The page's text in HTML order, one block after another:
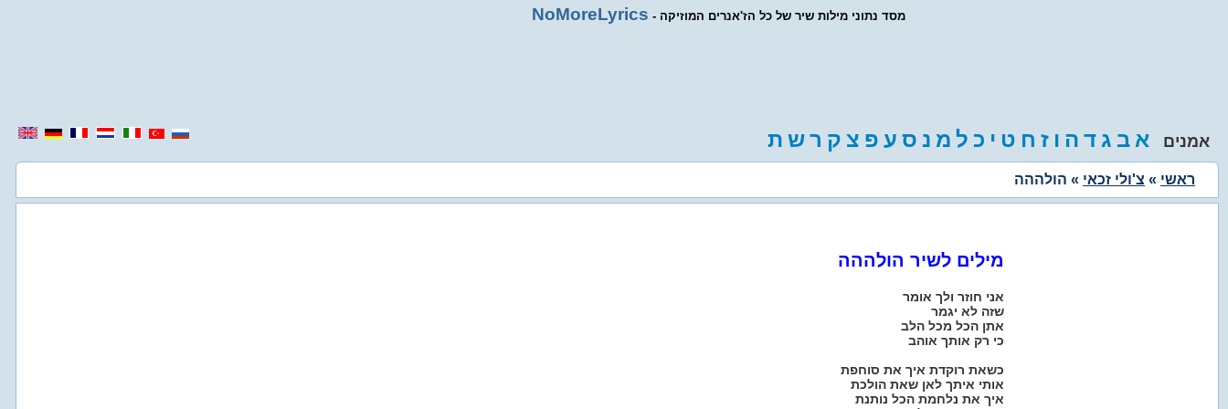
NoMoreLyrics - מסד נתוני מילות שיר של כל הז'אנרים המוזיקה
אמנים א ב ג ד ה ו ז ח ט י כ ל מ נ ס ע פ צ ק רש ת
ראשי » צ'ולי זכאי » הולההה
מילים לשיר הולההה
אני חוזר ולך אומר
שזה לא יגמר
אתן הכל מכל הלב
כי רק אותך אוהב
כשאת רוקדת איך את סוחפת
אותי איתך לאן שאת הולכת
איך את נלחמת הכל נותנת